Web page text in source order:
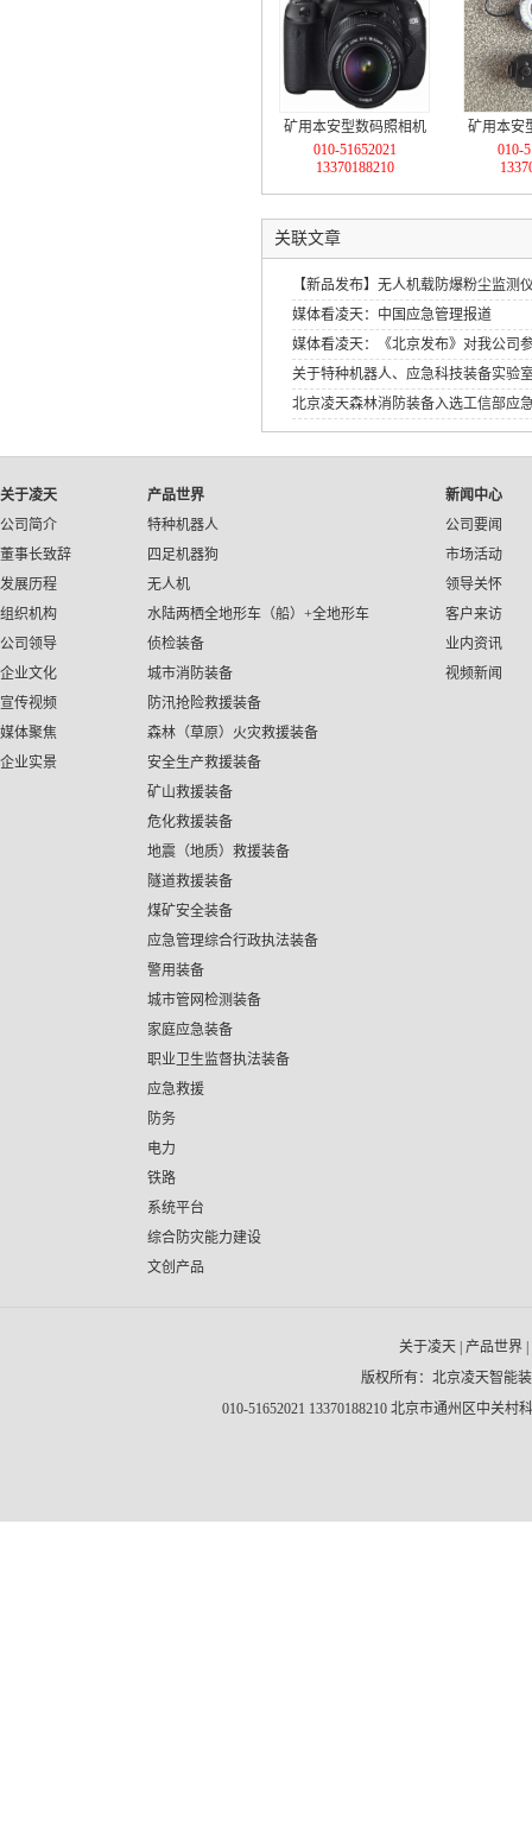
矿用本安型数码照相机
010-51652021
13370188210
矿用本安
010-
关联文章
【新品发布】无人机载防爆粉尘监测
媒体看凌天：中国应急管理报道
媒体看凌天：《北京发布》对我公司
关于特种机器人、应急科技装备实验
北京凌天森林消防装备入选工信部应
应急装备应用试点示范工程》
关于凌天
公司简介
董事长致辞
发展历程
组织机构
公司领导
企业文化
宣传视频
媒体聚焦
企业实景
产品世界
特种机器人
四足机器狗
无人机
水陆两栖全地形车（船）+全地形车
侦检装备
城市消防装备
防汛抢险救援装备
森林（草原）火灾救援装备
安全生产救援装备
矿山救援装备
危化救援装备
地震（地质）救援装备
隧道救援装备
煤矿安全装备
应急管理综合行政执法装备
警用装备
城市管网检测装备
家庭应急装备
职业卫生监督执法装备
应急救援
防务
电力
铁路
系统平台
综合防灾能力建设
文创产品
新闻中心
公司要闻
市场活动
领导关怀
客户来访
业内资讯
视频新闻
关于凌天 产品世界
版权所有：北京凌天智能
010-51652021 13370188210 北京市通州区中关